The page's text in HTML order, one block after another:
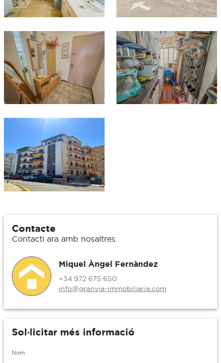
Contacte
Contacti ara amb nosaltres.
Miquel Àngel Fernàndez
+34 972 675 650
info@granvia-immobiliaria.com
Sol·licitar més informació
Nom